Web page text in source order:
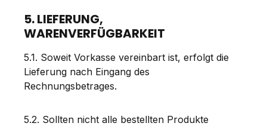
5. LIEFERUNG,
WARENVERFÜGBARKEIT
5.1. Soweit Vorkasse vereinbart ist, erfolgt die
Lieferung nach Eingang des
Rechnungsbetrages.
5.2. Sollten nicht alle bestellten Produkte